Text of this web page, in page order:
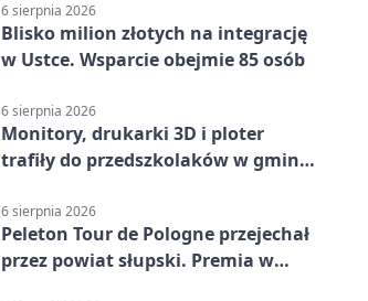
6 sierpnia 2026
Blisko milion złotych na integrację
w Ustce. Wsparcie obejmie 85 osób
6 sierpnia 2026
Monitory, drukarki 3D i ploter
trafiły do przedszkolaków w gminie
6 sierpnia 2026
Peleton Tour de Pologne przejechał
przez powiat słupski. Premia w